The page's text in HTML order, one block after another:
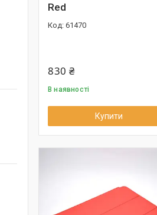
Red
61470
830 ₴
В наявності
Купити